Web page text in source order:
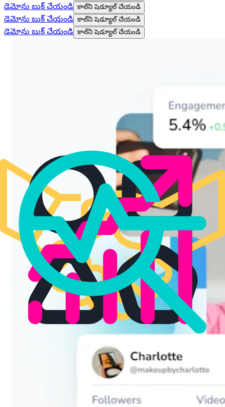
డెమోను బుక్ చేయండి కాల్‌ని షెడ్యూల్ చేయండి
డెమోను బుక్ చేయండి కాల్‌ని షెడ్యూల్ చేయండి
డెమోను బుక్ చేయండి కాల్‌ని షెడ్యూల్ చేయండి